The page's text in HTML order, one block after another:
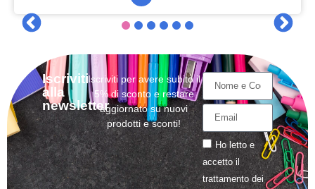
Iscriviti
alla
newsletter
Iscriviti per avere subito il
5% di sconto e restare
aggiornato su nuovi
prodotti e sconti!
Ho letto e
accetto il
trattamentodei